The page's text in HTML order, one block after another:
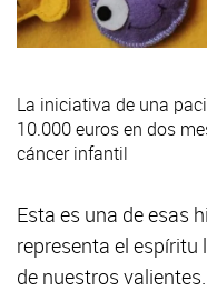
La iniciativa de una
10.000 euros en dos
cáncer infantil
Esta es una de esas
representa el
de nuestros